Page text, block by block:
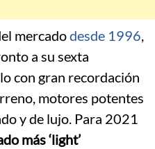
mercadodesde 1996,
a su sexta
con gran recordación
motores potentes
y de lujo. Para 2021
más ‘light’